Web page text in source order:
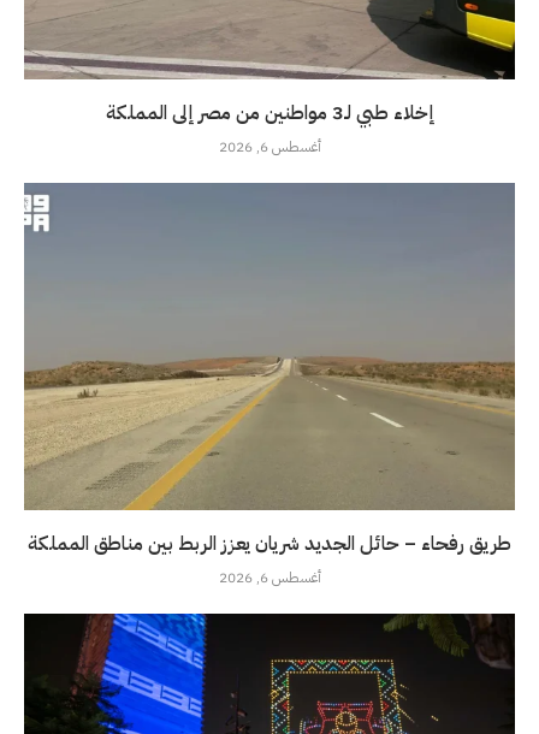
إخلاء طبي لـ3 مواطنين من مصر إلى المملكة
أغسطس 6, 2026
طريق رفحاء – حائل الجديد شريان يعزز الربط بين مناطق المملكة
أغسطس 6, 2026